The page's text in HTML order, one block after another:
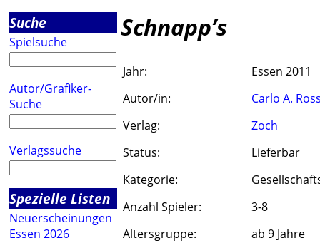
Suche
Spielsuche
Autor/Grafiker-
Suche
Verlagssuche
Spezielle Listen
Neuerscheinungen
Essen 2026
Schnapp’s
Jahr:
Essen 2011
Autor/in:
Carlo A.
Verlag:
Zoch
Status:
Lieferbar
Kategorie:
Anzahl Spieler:
3-8
Altersgruppe:
ab 9 Jahre